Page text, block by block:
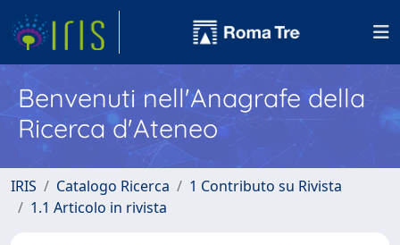
Benvenuti nell'Anagrafe della
Ricerca d'Ateneo
IRIS Catalogo Ricerca
1 Contributo su Rivista
1.1 Articolo in rivista